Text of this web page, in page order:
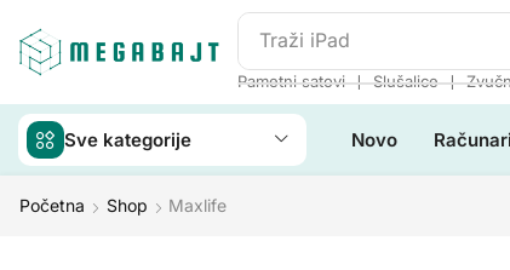
Traži iPad
Pametni satovi ❘ Slušalice ❘
Sve kategorije Novo Računari
Početna Shop Maxlife